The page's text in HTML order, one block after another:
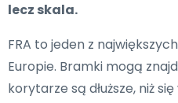
lecz skala.
FRA to jeden z
Europie. Bramki mogą
korytarze są dłuższe, niż